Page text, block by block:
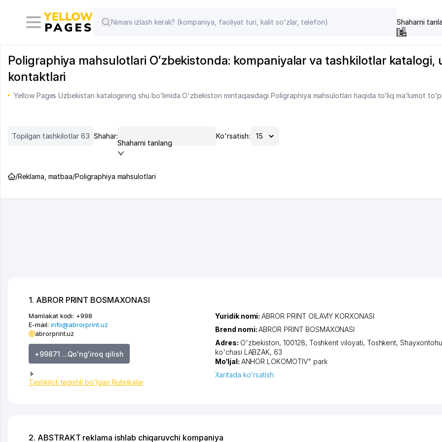
Shaharni
Poligraphiya mahsulotlari Oʻzbekistonda: kompaniyalar va tashkilotlar
kontaktlari
Yellow Pages Uzbekistan katalogining shu bo’limida O'zbekiston mintaqasidagi Poligraphiya mahsulotlari haqida to’liq ma’lumot
Topilgan tashkilotlar 63 Shahar:
Shaharni tanlang
Ko'rsatish:
/Reklama, matbaa/Poligraphiya mahsulotlari
1. ABROR PRINT BOSMAXONASI
Mamlakat kodi: +998
E-mail: info@abrorprint.uz
abrorprint.uz
+99871 ...Qo'ng'iroq qilish
Tashkilot tegishli bo'lgan Rubrikalar
Yuridik nomi:ABROR PRINT OILAVIY KORXONASI
Brend nomi:ABROR PRINT BOSMAXONASI
Adres: O'zbekiston, 100128, Toshkent viloyati, Toshkent,
ko'chasi LABZAK, 63
Mo‘ljal: ANHOR LOKOMOTIV" park
Xaritada ko'rsatish
2. ABSTRAKT reklama ishlab chiqaruvchi kompaniya